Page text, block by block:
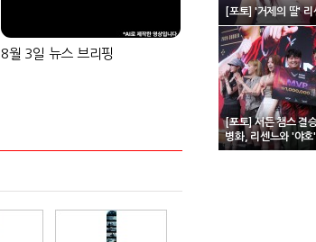
8월 3일 뉴스 브리핑
[포토] '거제의 딸' 리
[포토] 서든 챔스 결
병화, 리센느와 '야호'